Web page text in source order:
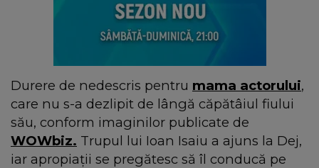
Durere de nedescris pentru mama actorului,
care nu s-a dezlipit de lângă căpătâiul fiului
său, conform imaginilor publicate de
WOWbiz. Trupul lui Ioan Isaiu a ajuns la Dej,
iar apropiații se pregătesc să îl conducă pe